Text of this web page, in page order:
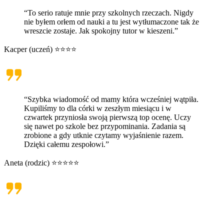
“To serio ratuje mnie przy szkolnych rzeczach. Nigdy
nie byłem orłem od nauki a tu jest wytłumaczone tak że
wreszcie zostaje. Jak spokojny tutor w kieszeni.”
Kacper (uczeń) ⭐⭐⭐⭐
“Szybka wiadomość od mamy która wcześniej wątpiła.
Kupiliśmy to dla córki w zeszłym miesiącu i w
czwartek przyniosła swoją pierwszą top ocenę. Uczy
się nawet po szkole bez przypominania. Zadania są
zrobione a gdy utknie czytamy wyjaśnienie razem.
Dzięki całemu zespołowi.”
Aneta (rodzic) ⭐⭐⭐⭐⭐